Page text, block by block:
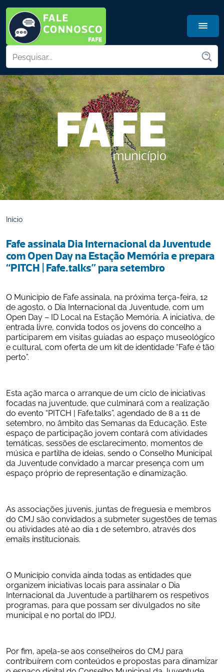
Início
Fafe assinala Dia Internacional da Juventude
com Open Day na Estação Memória e prepara
“PITCH | Fafe.talks” para setembro
O Município de Fafe assinala, na próxima terça-feira, 12
de agosto, o Dia Internacional da Juventude, com um
Open Day – ID Local na Estação Memória. A iniciativa, de
entrada livre, convida todos os jovens do concelho a
participarem em visitas guiadas ao espaço museológico
e cultural, com oferta de um kit de identidade “Fafe é tão
perto”.
Esta ação marca o arranque de um ciclo de iniciativas
focadas na juventude, que culminará com a realização
do evento “PITCH | Fafe.talks”, agendado de 8 a 11 de
setembro, no âmbito das Semanas da Educação. Este
espaço de participação jovem contará com atividades
temáticas, sessões de esclarecimento, momentos de
música e partilha de ideias, sendo o Conselho Municipal
da Juventude convidado a marcar presença com um
espaço próprio de representação e dinamização.
As associações juvenis, juntas de freguesia e membros
do CMJ são convidados a submeter sugestões de temas
ou atividades até ao dia 1 de setembro, através dos
emails institucionais.
O Município convida ainda todas as entidades que
organizem iniciativas locais para assinalar o Dia
Internacional da Juventude a partilharem os respetivos
programas, para que possam ser divulgados no site
municipal e no portal do IPDJ.
Por fim, apela-se aos conselheiros do CMJ para
contribuírem com conteúdos e propostas para dinamizar